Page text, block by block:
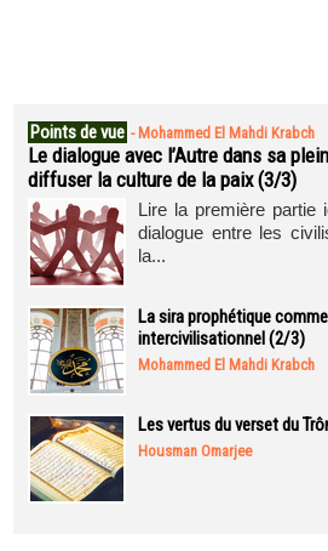
Points de vue - Mohammed El Mahdi Krabch
Le dialogue avec l’Autre dans sa
diffuser la culture de la paix (3/3)
Lire la première partie
dialogue entre les
la...
La sira prophétique
intercivilisationnel (2/3)
Mohammed El Mahdi Krabch
Les vertus du verset du
Housman Omarjee